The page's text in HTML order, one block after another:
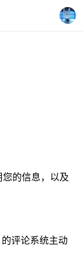
的信息，以及
的评论系统主动